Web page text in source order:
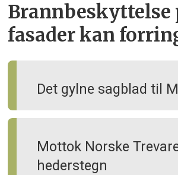
fasader kan
Det gylne sagblad til
Mottok Norske
hederstegn